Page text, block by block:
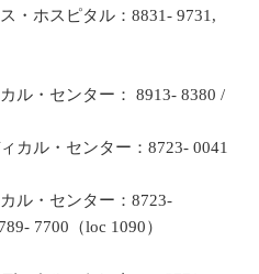
・ホスピタル：8831- 9731,
ル・センター： 8913- 8380 /
カル・センター：8723- 0041
ル・センター：8723-
7700（loc 1090）